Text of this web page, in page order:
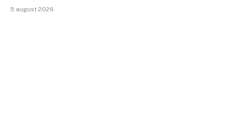
5 august 2026